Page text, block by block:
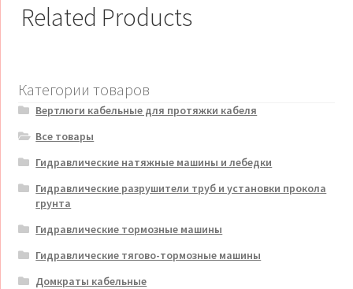
Related Products
Категории товаров
Вертлюги кабельные для протяжки кабеля
Все товары
Гидравлические натяжные машины и лебедки
Гидравлические разрушители труб и установки прокола
грунта
Гидравлические тормозные машины
Гидравлические тягово-тормозные машины
Домкраты кабельные